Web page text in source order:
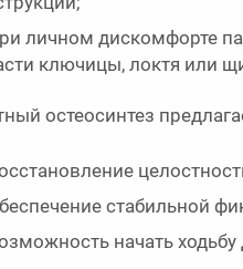
личном дискомфорте
ключицы, локтя или
остеосинтез
стабильной
начать